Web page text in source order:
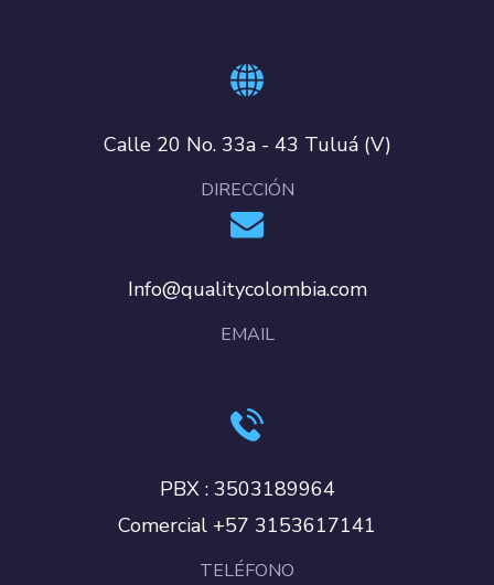
Calle 20 No. 33a - 43 Tuluá (V)
DIRECCIÓN
Info@qualitycolombia.com
EMAIL
PBX : 3503189964
Comercial +57 3153617141
TELÉFONO